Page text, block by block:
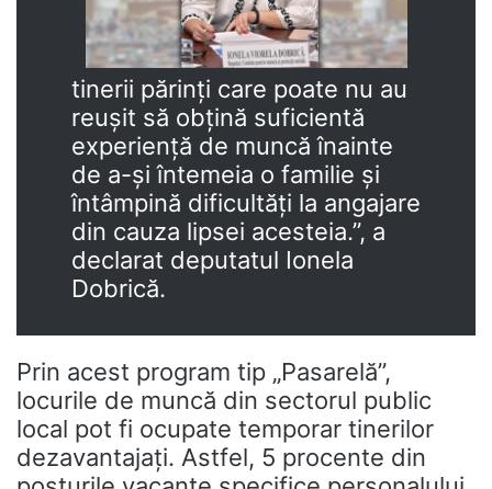
tinerii părinți care poate nu au
reușit să obțină suficientă
experiență de muncă înainte
de a-și întemeia o familie și
întâmpină dificultăți la angajare
din cauza lipsei acesteia.”, a
declarat deputatul Ionela
Dobrică.
Prin acest program tip „Pasarelă”,
locurile de muncă din sectorul public
local pot fi ocupate temporar tinerilor
dezavantajați. Astfel, 5 procente din